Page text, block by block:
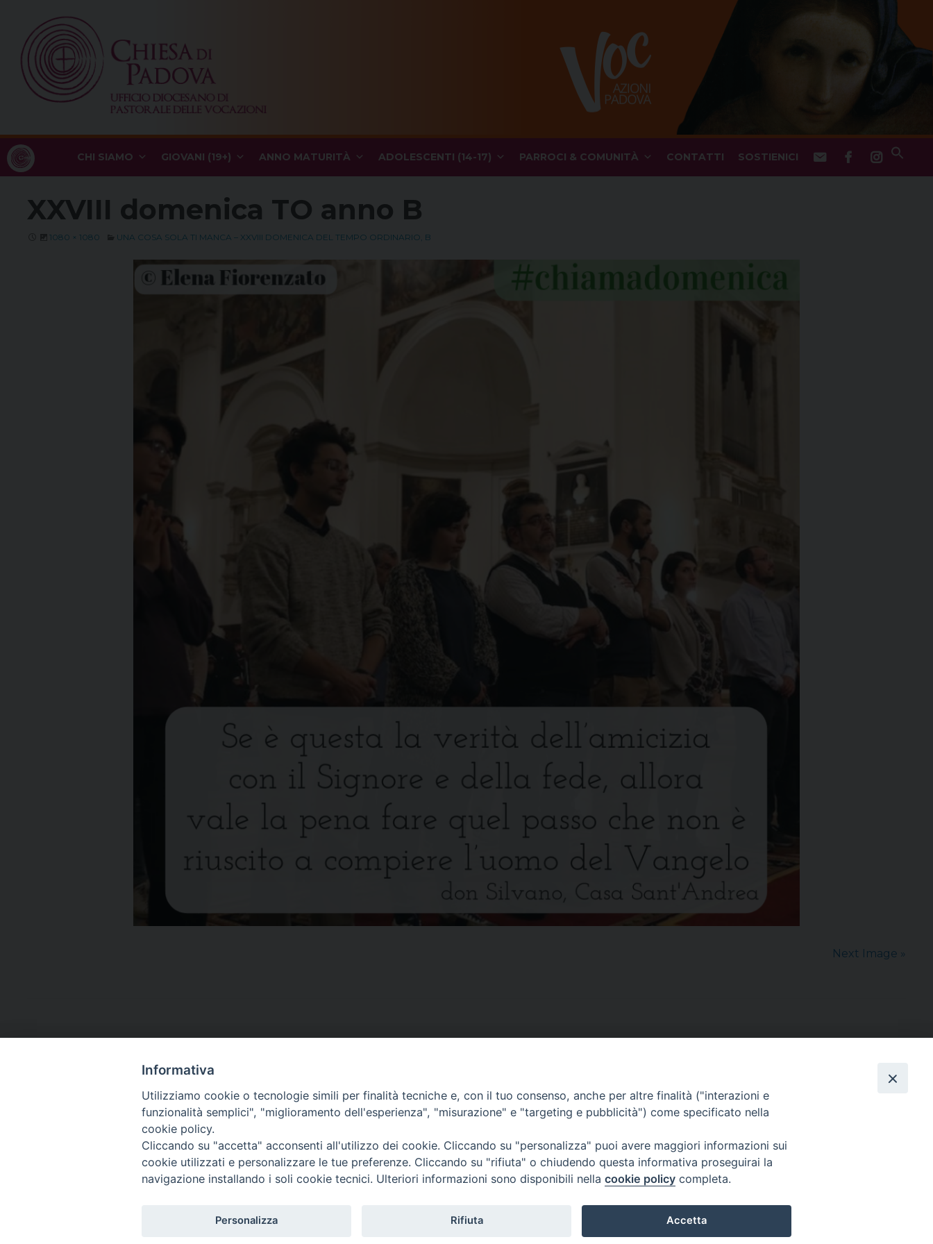
content
CHI SIAMO GIOVANI (19+) ANNO MATURITÀ ADOLESCENTI (14-17) PARROCI & COMUNITÀ CONTATTI SOSTIENICI
XXVIII domenica TO anno B
1080 × 1080 UNA COSA SOLA TI MANCA – XXVIII DOMENICA DEL TEMPO ORDINARIO, B
Next Image »
CONTATTI
via Bonporti, 20 – 35141 Padova
tel: +39 351 619 2354
e mail:
ufficiovocazionipadova@gmail. com
via Valmarana, 20 – 35133 Padova
instagram:
@casasantandreapadova
e mail:
casasantandreapadova@gmail.
Informativa
Utilizziamo cookie o tecnologie simili per finalità tecniche e, con il tuo consenso, anche per altre finalità ("interazioni e
funzionalità semplici", "miglioramento dell'esperienza", "misurazione" e "targeting e pubblicità") come specificato nella
cookie policy.
Cliccando su "accetta" acconsenti all'utilizzo dei cookie. Cliccando su "personalizza" puoi avere maggiori informazioni sui
cookie utilizzati e personalizzare le tue preferenze. Cliccando su "rifiuta" o chiudendo questa informativa proseguirai la
navigazione installando i soli cookie tecnici. Ulteriori informazioni sono disponibili nella cookie policy completa.
Personalizza Rifiuta Accetta